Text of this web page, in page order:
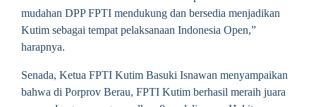
mudahan DPP FPTI mendukung dan bersedia menjadikan
Kutim sebagai tempat pelaksanaan Indonesia Open,”
harapnya.
Senada, Ketua FPTI Kutim Basuki Isnawan menyampaikan
bahwa di Porprov Berau, FPTI Kutim berhasil meraih juara